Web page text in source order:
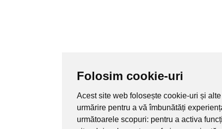
Folosim cookie-uri
Acest site web folosește cookie-uri și
urmărire pentru a vă îmbunătăți
următoarele scopuri: pentru a activa